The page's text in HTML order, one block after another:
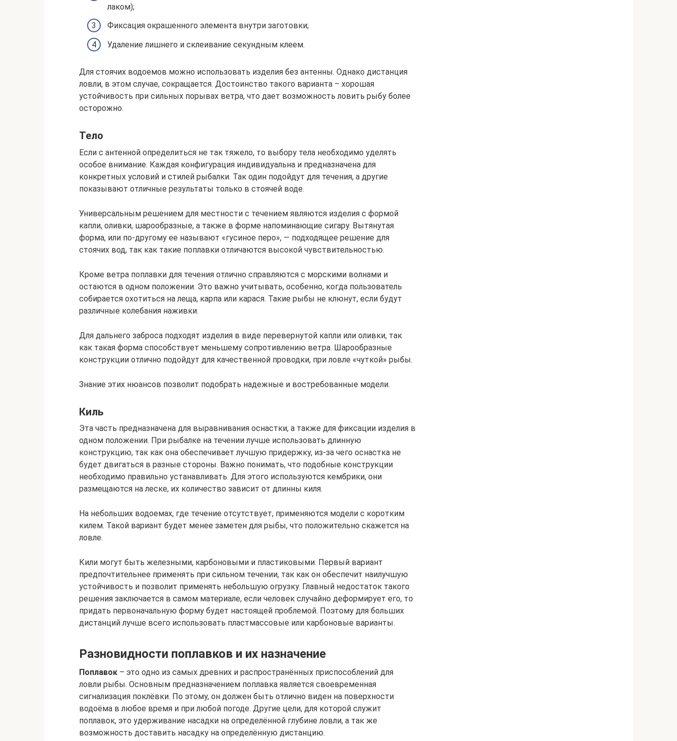
лаком);
Фиксация окрашенного элемента внутри заготовки;
Удаление лишнего и склеивание секундным клеем.
Для стоячих водоемов можно использовать изделия без антенны. Однако дистанция
ловли, в этом случае, сокращается. Достоинство такого варианта – хорошая
устойчивость при сильных порывах ветра, что дает возможность ловить рыбу более
осторожно.
Тело
Если с антенной определиться не так тяжело, то выбору тела необходимо уделять
особое внимание. Каждая конфигурация индивидуальна и предназначена для
конкретных условий и стилей рыбалки. Так один подойдут для течения, а другие
показывают отличные результаты только в стоячей воде.
Универсальным решением для местности с течением являются изделия с формой
капли, оливки, шарообразные, а также в форме напоминающие сигару. Вытянутая
форма, или по-другому ее называют «гусиное перо», — подходящее решение для
стоячих вод, так как такие поплавки отличаются высокой чувствительностью.
Кроме ветра поплавки для течения отлично справляются с морскими волнами и
остаются в одном положении. Это важно учитывать, особенно, когда пользователь
собирается охотиться на леща, карпа или карася. Такие рыбы не клюнут, если будут
различные колебания наживки.
Для дальнего заброса подходят изделия в виде перевернутой капли или оливки, так
как такая форма способствует меньшему сопротивлению ветра. Шарообразные
конструкции отлично подойдут для качественной проводки, при ловле «чуткой» рыбы.
Знание этих нюансов позволит подобрать надежные и востребованные модели.
Киль
Эта часть предназначена для выравнивания оснастки, а также для фиксации изделия в
одном положении. При рыбалке на течении лучше использовать длинную
конструкцию, так как она обеспечивает лучшую придержку, из-за чего оснастка не
будет двигаться в разные стороны. Важно понимать, что подобные конструкции
необходимо правильно устанавливать. Для этого используются кембрики, они
размещаются на леске, их количество зависит от длинны киля.
На небольших водоемах, где течение отсутствует, применяются модели с коротким
килем. Такой вариант будет менее заметен для рыбы, что положительно скажется на
ловле.
Кили могут быть железными, карбоновыми и пластиковыми. Первый вариант
предпочтительнее применять при сильном течении, так как он обеспечит наилучшую
устойчивость и позволит применять небольшую огрузку. Главный недостаток такого
решения заключается в самом материале, если человек случайно деформирует его, то
придать первоначальную форму будет настоящей проблемой. Поэтому для больших
дистанций лучше всего использовать пластмассовые или карбоновые варианты.
Разновидности поплавков и их назначение
Поплавок – это одно из самых древних и распространённых приспособлений для
ловли рыбы. Основным предназначением поплавка является своевременная
сигнализация поклёвки. По этому, он должен быть отлично виден на поверхности
водоёма в любое время и при любой погоде. Другие цели, для которой служит
поплавок, это удерживание насадки на определённой глубине ловли, а так же
возможность доставить насадку на определённую дистанцию.